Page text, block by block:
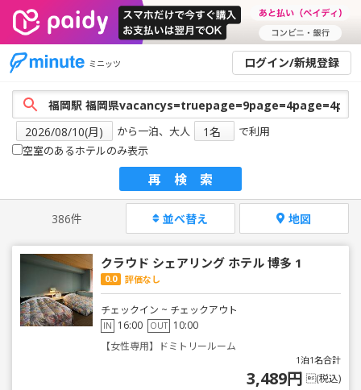
ミニッツ ログイン/新規登録
から一泊、大人
で利用
空室のあるホテルのみ表示
再検索
386件 並べ替え 地図
クラウド シェアリング ホテル 博多 1
0.0 評価なし
チェックイン ~ チェックアウト
IN 16:00 OUT 10:00
【女性専用】ドミトリールーム
1泊1名合計
3,489円 (税込)